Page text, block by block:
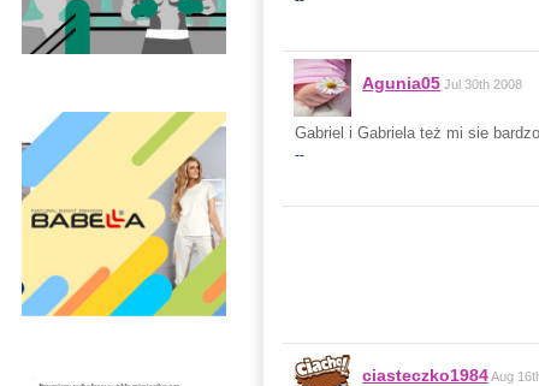
Agunia05 Jul 30th 2008
Gabriel i Gabriela też mi sie
--
ciasteczko1984Aug